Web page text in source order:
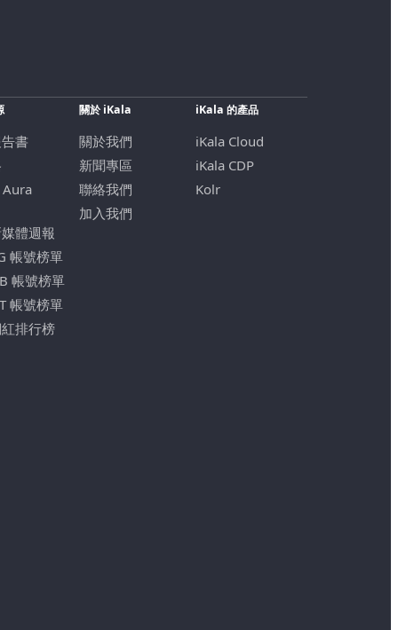
書
體週報
帳號榜單
帳號榜單
帳號榜單
排行榜
關於 iKala
關於我們
新聞專區
聯絡我們
加入我們
iKala 的產品
iKala Cloud
iKala CDP
Kolr